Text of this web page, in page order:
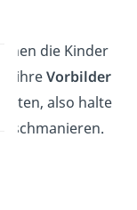
die Kinder
ihreVorbilder
also halte